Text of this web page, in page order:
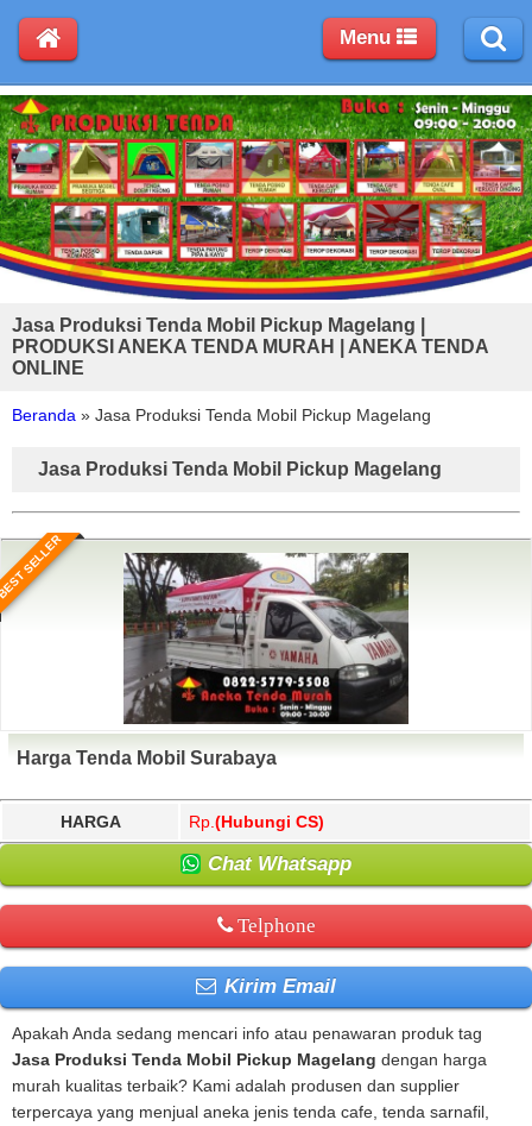
Jasa Produksi Tenda Mobil Pickup Magelang |
PRODUKSI ANEKA TENDA MURAH | ANEKA TENDA
ONLINE
Beranda » Jasa Produksi Tenda Mobil Pickup Magelang
Jasa Produksi Tenda Mobil Pickup Magelang
SELLER
Harga Tenda Mobil Surabaya
HARGA Rp. (Hubungi CS)
Chat Whatsapp
Telphone
Kirim Email
Apakah Anda sedang mencari info atau penawaran produk tag
Jasa Produksi Tenda Mobil Pickup Magelang dengan harga
murah kualitas terbaik? Kami adalah produsen dan supplier
terpercaya yang menjual aneka jenis tenda cafe, tenda sarnafil,
Menu